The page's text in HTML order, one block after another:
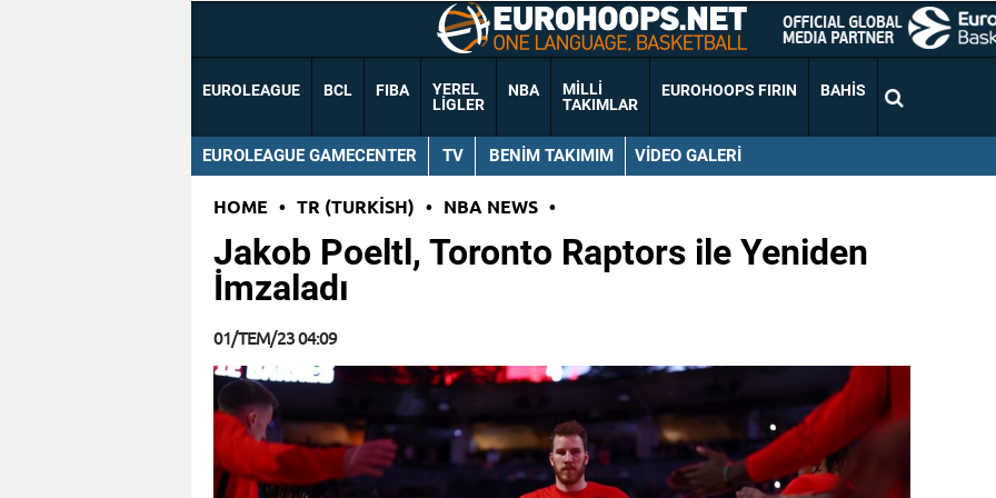
EUROLEAGUE BCL FIBA
YEREL
LIGLER
NBA
MILLI
TAKIMLAR
EUROHOOPS FIRIN BAHIS
EUROLEAGUE GAMECENTER TV BENIM TAKIMIM VIDEO GALERI
HOME • TR (TURKISH) • NBA NEWS •
Jakob Poeltl, Toronto Raptors ile Yeniden
İmzaladı
01/TEM/23 04:09